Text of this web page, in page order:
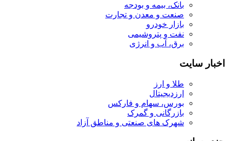
بانک، بیمه و بودجه
صنعت و معدن و تجارت
بازار خودرو
نفت و پتروشیمی
برق، آب و انرژی
اخبار سایت
طلا و ارز
ارزدیجیتال
بورس، سهام و فارکس
بازرگانی و گمرک
شهرک های صنعتی و مناطق آزاد